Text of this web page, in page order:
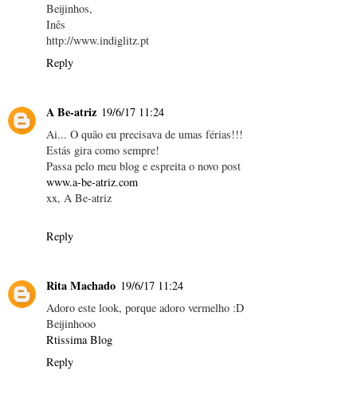
Beijinhos,
Inês
http://www.indiglitz.pt
Reply
A Be-atriz 19/6/17 11:24
Ai... O quão eu precisava de umas férias!!!
Estás gira como sempre!
Passa pelo meu blog e espreita o novo post
www.a-be-atriz.com
xx, A Be-atriz
Reply
Rita Machado 19/6/17 11:24
Adoro este look, porque adoro vermelho :D
Beijinhooo
Rtissima Blog
Reply